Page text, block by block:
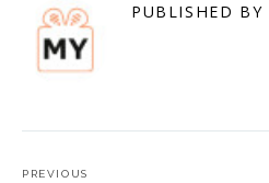
PUBLISHED BY
navigation
PREVIOUS